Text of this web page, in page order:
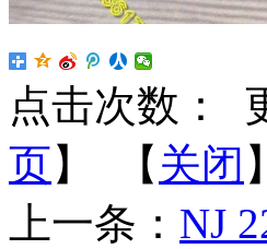
点击次数：
页】 【 关闭 】
上一条： NJ